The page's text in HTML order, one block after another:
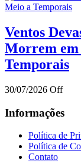
Ventos
Morrem em
Temporais
30/07/2026 Off
Informações
Política de
Política de
Contato